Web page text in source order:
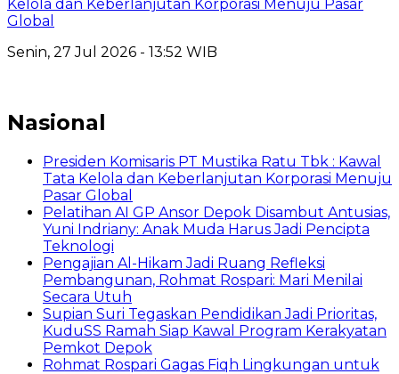
Kelola dan Keberlanjutan Korporasi Menuju Pasar
Global
Senin, 27 Jul 2026 - 13:52 WIB
Nasional
Presiden Komisaris PT Mustika Ratu Tbk : Kawal
Tata Kelola dan Keberlanjutan Korporasi Menuju
Pasar Global
Pelatihan AI GP Ansor Depok Disambut Antusias,
Yuni Indriany: Anak Muda Harus Jadi Pencipta
Teknologi
Pengajian Al-Hikam Jadi Ruang Refleksi
Pembangunan, Rohmat Rospari: Mari Menilai
Secara Utuh
Supian Suri Tegaskan Pendidikan Jadi Prioritas,
KuduSS Ramah Siap Kawal Program Kerakyatan
Pemkot Depok
Rohmat Rospari Gagas Fiqh Lingkungan untuk